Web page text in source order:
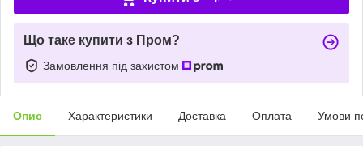
Що таке купити з Пром?
Замовлення під захистом
Опис Характеристики Доставка Оплата Умови